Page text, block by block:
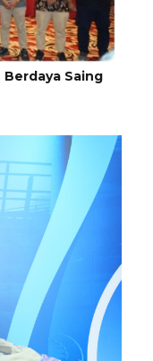
Saing